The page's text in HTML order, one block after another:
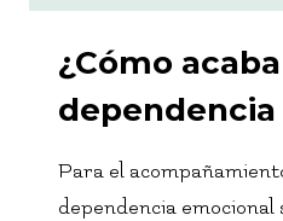
¿Cómo
Para el
dependencia